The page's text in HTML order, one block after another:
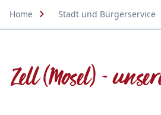
Home
Stadt und Bürgerservice
Zell (Mosel) -